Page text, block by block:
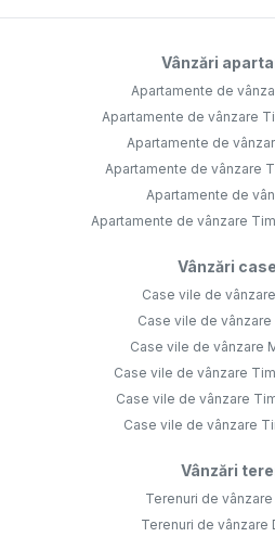
Vânzări
Apartamente de
Apartamente de vânzare
Apartamente de
Apartamente de vânzare
Apartamente de
Apartamente de vânzare
Vânzări
Case vile de
Case vile de vânzare
Case vile de vânzare
Case vile de vânzare
Case vile de vânzare
Case vile de vânzare
Vânzări
Terenuri de
Terenuri de vânzare